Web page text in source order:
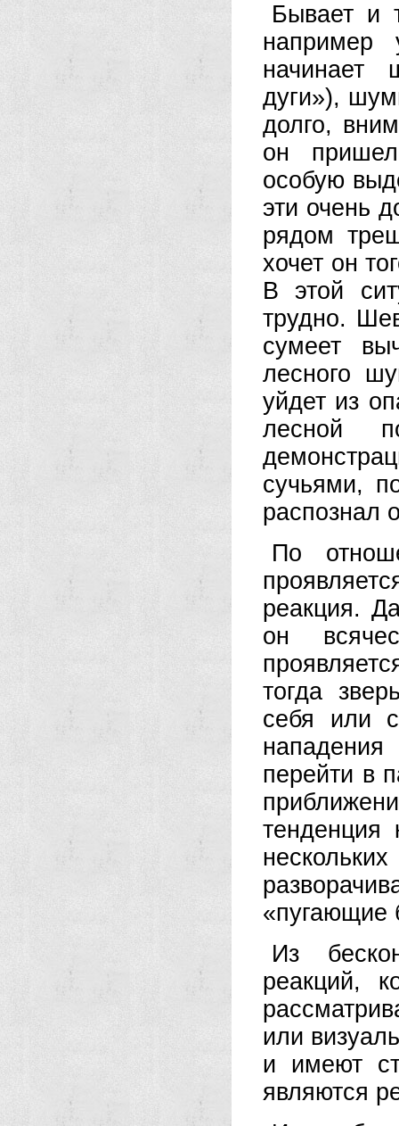
Бывает и
например
начинает
дуги»),
долго,
он
особую
эти очень
рядом
хочет он
В этой
трудно.
сумеет
лесного
уйдет из
лесной
сучьями,
распознал
По
реакция.
он
тогда
себя или
нападения
перейти в
тенденция
«пугающие
Из
реакций,
или
и имеют
являются